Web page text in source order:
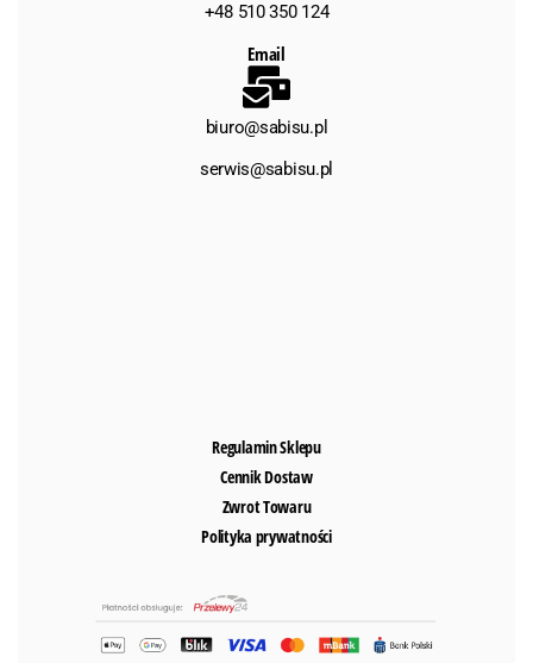
+48 510 350 124
Email
biuro@sabisu.pl
serwis@sabisu.pl
Regulamin Sklepu
Cennik Dostaw
Zwrot Towaru
Polityka prywatności